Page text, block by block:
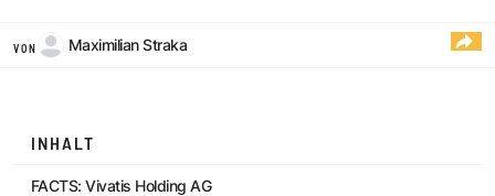
VON Maximilian Straka
INHALT
FACTS: Vivatis Holding AG